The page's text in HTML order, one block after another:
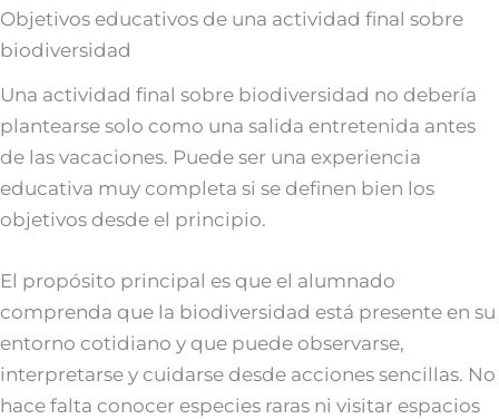
Objetivos educativos de una actividad final sobre
biodiversidad
Una actividad final sobre biodiversidad no debería
plantearse solo como una salida entretenida antes
de las vacaciones. Puede ser una experiencia
educativa muy completa si se definen bien los
objetivos desde el principio.
El propósito principal es que el alumnado
comprenda que la biodiversidad está presente en su
entorno cotidiano y que puede observarse,
interpretarse y cuidarse desde acciones sencillas. No
hace falta conocer especies raras ni visitar espacios